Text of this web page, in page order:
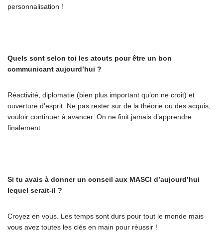
personnalisation !
Quels sont selon toi les atouts pour être un bon
communicant aujourd’hui ?
Réactivité, diplomatie (bien plus important qu’on ne croit) et
ouverture d’esprit. Ne pas rester sur de la théorie ou des acquis,
vouloir continuer à avancer. On ne finit jamais d’apprendre
finalement.
Si tu avais à donner un conseil aux MASCI d’aujourd’hui
lequel serait-il ?
Croyez en vous. Les temps sont durs pour tout le monde mais
vous avez toutes les clés en main pour réussir !